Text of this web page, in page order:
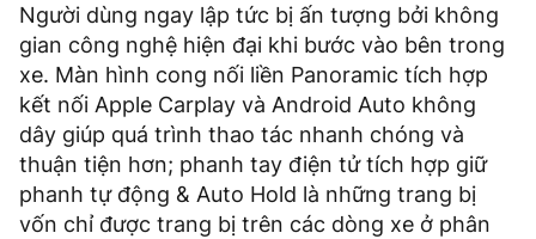
Người dùng ngay lập tức bị ấn tượng bởi không
gian công nghệ hiện đại khi bước vào bên trong
xe. Màn hình cong nối liền Panoramic tích hợp
kết nối Apple Carplay và Android Auto không
dây giúp quá trình thao tác nhanh chóng và
thuận tiện hơn; phanh tay điện tử tích hợp giữ
phanh tự động & Auto Hold là những trang bị
vốn chỉ được trang bị trên các dòng xe ở phân